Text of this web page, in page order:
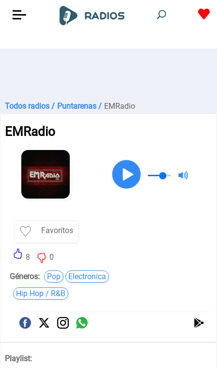
Todos radios / Puntarenas / EMRadio
EMRadio
Favoritos
8 0
Géneros: Pop
Electronica
Hip Hop / R&B
Playlist: